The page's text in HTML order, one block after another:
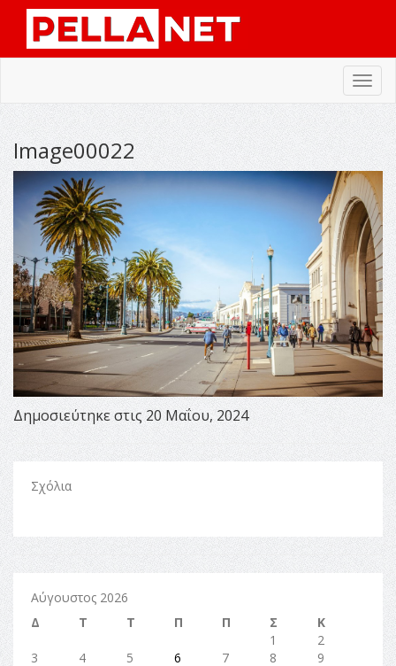
Image00022
Δημοσιεύτηκε στις 20 Μαΐου, 2024
Σχόλια
Αύγουστος 2026
Δ
Τ Τ Π Π Σ
Κ
1
2
3
4 5 6 7 8
9